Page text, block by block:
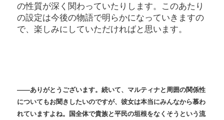
の性質が深く関わっていたりします。このあたり
の設定は今後の物語で明らかになっていきますの
で、楽しみにしていただければと思います。
――ありがとうございます。続いて、マルティナと周囲の関係性
についてもお聞きしたいのですが、彼女は本当にみんなから慕わ
れていますよね。国全体で貴族と平民の垣根をなくそうという流